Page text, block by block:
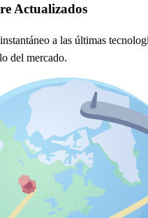
Actualizados
a las últimas
del mercado.